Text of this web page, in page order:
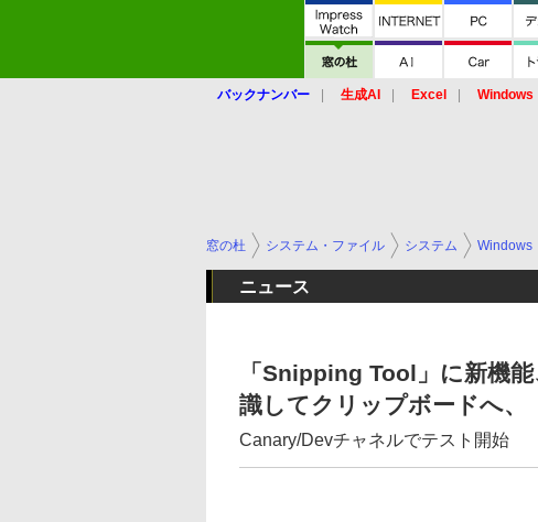
バックナンバー 生成AI Excel Windows
窓の杜 システム・ファイル システム Windows
ニュース
「Snipping Tool」に新機
識してクリップボードへ、
Canary/Devチャネルでテスト開始